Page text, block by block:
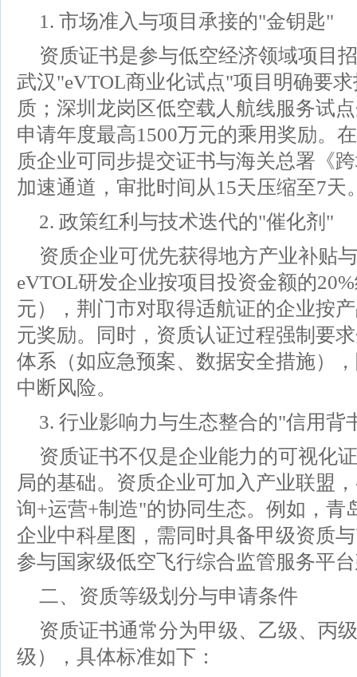
1. 市场准入与项目承接的"金钥匙"
资质证书是参与低空经济领域项目
武汉"eVTOL商业化试点"项目明确要
质；深圳龙岗区低空载人航线服务试
申请年度最高1500万元的乘用奖励。
质企业可同步提交证书与海关总署《
加速通道，审批时间从15天压缩至7天
2. 政策红利与技术迭代的"催化剂"
资质企业可优先获得地方产业补贴
eVTOL研发企业按项目投资金额的
元），荆门市对取得适航证的企业按
元奖励。同时，资质认证过程强制要
体系（如应急预案、数据安全措施）
中断风险。
3. 行业影响力与生态整合的"信用背
资质证书不仅是企业能力的可视化
局的基础。资质企业可加入产业联盟
询+运营+制造"的协同生态。例如，青
企业中科星图，需同时具备甲级资质
参与国家级低空飞行综合监管服务平
二、资质等级划分与申请条件
资质证书通常分为甲级、乙级、丙
级），具体标准如下：